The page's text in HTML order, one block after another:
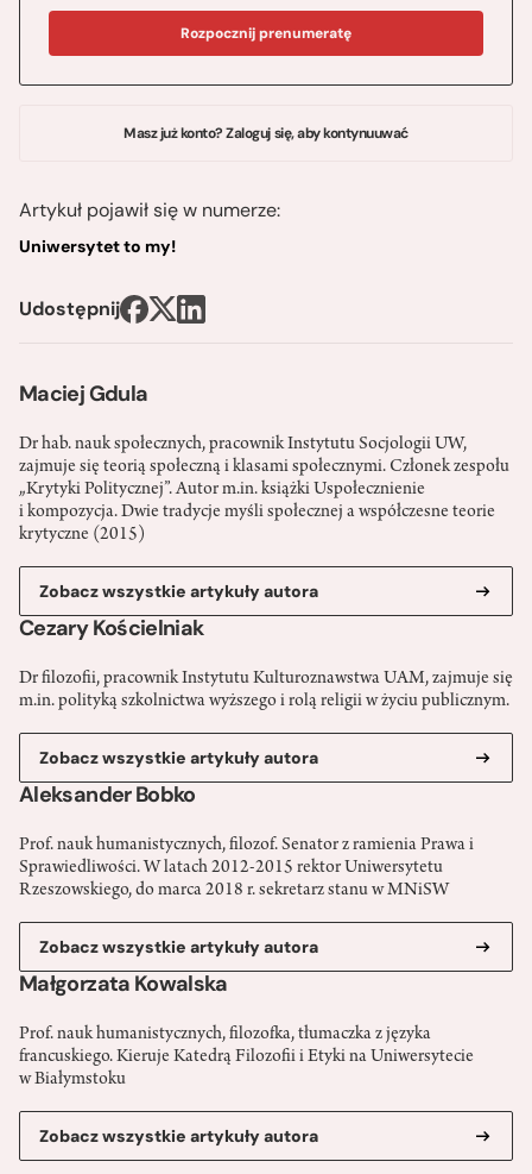
Maciej Gdula
Dr hab. nauk społecznych, pracownik Instytutu Socjologii UW,
zajmuje się teorią społeczną i klasami społecznymi. Członek zespołu
„Krytyki Politycznej”. Autor m.in. książki Uspołecznienie
i kompozycja. Dwie tradycje myśli społecznej a współczesne teorie
krytyczne (2015)
Zobacz wszystkie artykuły autora
Cezary Kościelniak
Dr filozofii, pracownik Instytutu Kulturoznawstwa UAM, zajmuje się
m.in. polityką szkolnictwa wyższego i rolą religii w życiu publicznym.
Zobacz wszystkie artykuły autora
Aleksander Bobko
Prof. nauk humanistycznych, filozof. Senator z ramienia Prawa i
Sprawiedliwości. W latach 2012-2015 rektor Uniwersytetu
Rzeszowskiego, do marca 2018 r. sekretarz stanu w MNiSW
Zobacz wszystkie artykuły autora
Małgorzata Kowalska
Prof. nauk humanistycznych, filozofka, tłumaczka z języka
francuskiego. Kieruje Katedrą Filozofii i Etyki na Uniwersytecie
w Białymstoku
Zobacz wszystkie artykuły autora
Rozpocznij prenumeratę
Masz już konto? Zaloguj się, aby kontynuuwać
Artykuł pojawił się w numerze:
Uniwersytet to my!
Udostępnij